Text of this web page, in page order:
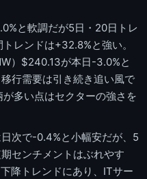
と軟調だが5日・20日トレ
レンドは+32.8%と強い。
）$240.13が本日-3.0%と
行需要は引き続き追い風で
多い点はセクターの強さを
次で-0.4%と小幅安だが、5
センチメントはぶれやす
降トレンドにあり、ITサー